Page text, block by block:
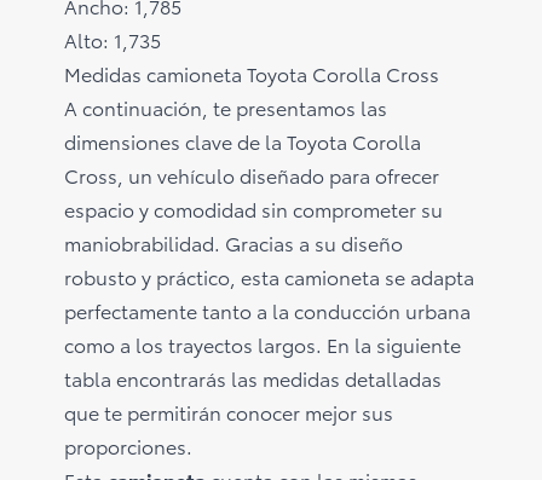
Ancho: 1,785
Alto: 1,735
Medidas camioneta Toyota Corolla Cross
A continuación, te presentamos las
dimensiones clave de la Toyota Corolla
Cross, un vehículo diseñado para ofrecer
espacio y comodidad sin comprometer su
maniobrabilidad. Gracias a su diseño
robusto y práctico, esta camioneta se adapta
perfectamente tanto a la conducción urbana
como a los trayectos largos. En la siguiente
tabla encontrarás las medidas detalladas
que te permitirán conocer mejor sus
proporciones.